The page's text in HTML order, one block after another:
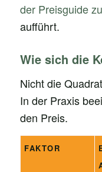
der Preisguide
aufführt.
Wie sich die
Nicht die
In der Praxis
den Preis.
FAKTOR